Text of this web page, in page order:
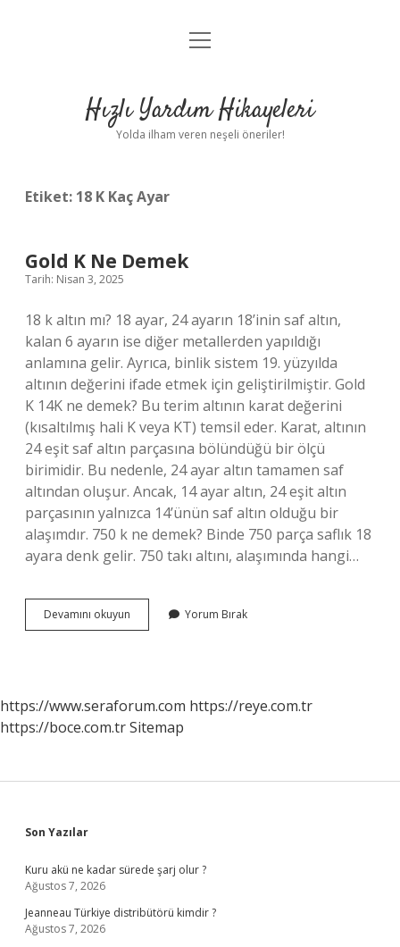
Anasayfa
Yasal Uyarı
menüyü
Hızlı Yardım Hikayeleri
Yolda ilham veren neşeli öneriler!
Etiket: 18 K Kaç Ayar
Gold K Ne Demek
Tarih: Nisan 3, 2025
18 k altın mı? 18 ayar, 24 ayarın 18’inin saf altın,
kalan 6 ayarın ise diğer metallerden yapıldığı
anlamına gelir. Ayrıca, binlik sistem 19. yüzyılda
altının değerini ifade etmek için geliştirilmiştir. Gold
K 14K ne demek? Bu terim altının karat değerini
(kısaltılmış hali K veya KT) temsil eder. Karat, altının
24 eşit saf altın parçasına bölündüğü bir ölçü
birimidir. Bu nedenle, 24 ayar altın tamamen saf
altından oluşur. Ancak, 14 ayar altın, 24 eşit altın
parçasının yalnızca 14’ünün saf altın olduğu bir
alaşımdır. 750 k ne demek? Binde 750 parça saflık 18
ayara denk gelir. 750 takı altını, alaşımında hangi…
Devamını okuyun
K
Yorum Bırak
https://www.seraforum.com https://reye.com.tr
https://boce.com.trSitemap
Sidebar
Son Yazılar
Kuru akü ne kadar sürede şarj olur ?
Ağustos 7, 2026
Jeanneau Türkiye distribütörü kimdir ?
Ağustos 7, 2026